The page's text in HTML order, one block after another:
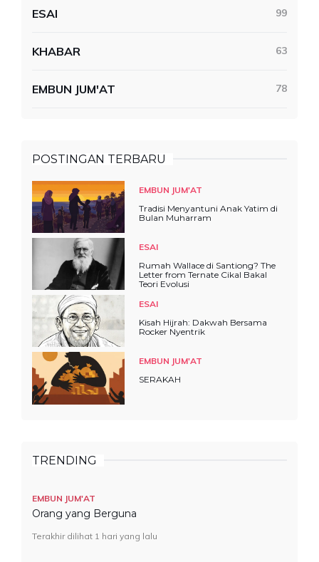
ESAI 99
KHABAR 63
EMBUN JUM'AT 78
POSTINGAN TERBARU
EMBUN JUM'AT
Tradisi Menyantuni Anak Yatim di
Bulan Muharram
ESAI
Rumah Wallace di Santiong? The
Letter from Ternate Cikal Bakal
Teori Evolusi
ESAI
Kisah Hijrah: Dakwah Bersama
Rocker Nyentrik
EMBUN JUM'AT
SERAKAH
TRENDING
EMBUN JUM'AT
Orang yang Berguna
Terakhir dilihat 1 hari yang lalu